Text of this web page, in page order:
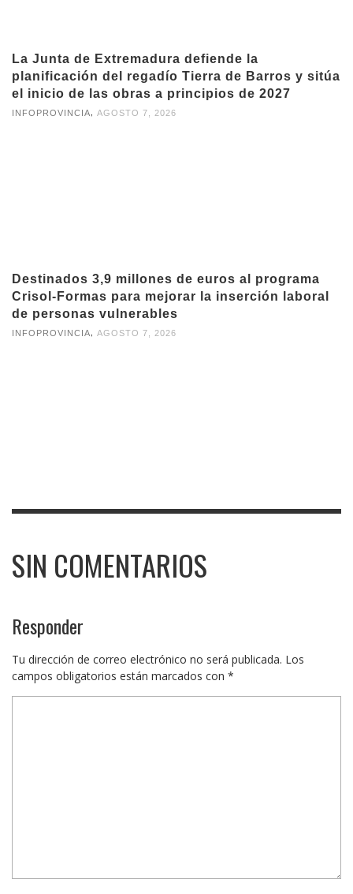
La Junta de Extremadura defiende la
planificación del regadío Tierra de Barros y sitúa
el inicio de las obras a principios de 2027
INFOPROVINCIA, AGOSTO 7, 2026
Destinados 3,9 millones de euros al programa
Crisol-Formas para mejorar la inserción laboral
de personas vulnerables
INFOPROVINCIA AGOSTO 7, 2026
SIN COMENTARIOS
Responder
Tu dirección de correo electrónico no será publicada. Los
campos obligatorios están marcados con *